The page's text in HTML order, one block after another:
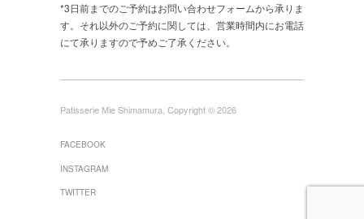
*3日前までのご予約はお問い合わせフォームから承りま
す。それ以外のご予約に関しては、営業時間内にお電話
にて承りますので予めご了承ください。
Patisserie Mie Shimamura, Copyright © 2026
FACEBOOK
INSTAGRAM
TWITTER